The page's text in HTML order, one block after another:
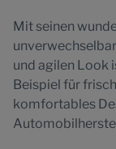
Mit seinen
und agilen Look
Beispiel für
komfortables